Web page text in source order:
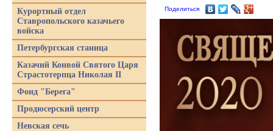
Поделиться
Курортный отдел
Ставропольского казачьего
войска
Петербургская станица
Казачий Конвой Святого Царя
Страстотерпца Николая II
Фонд "Берега"
Продюсерский центр
Невская сечь